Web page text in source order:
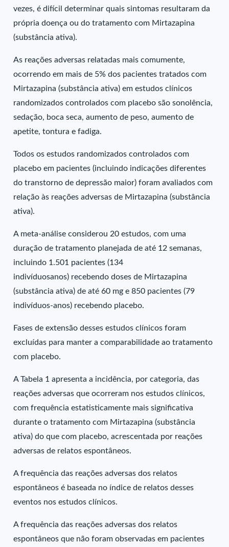
vezes, é difícil determinar quais sintomas resultaram da
própria doença ou do tratamento com Mirtazapina
(substância ativa).
As reações adversas relatadas mais comumente,
ocorrendo em mais de 5% dos pacientes tratados com
Mirtazapina (substância ativa) em estudos clínicos
randomizados controlados com placebo são sonolência,
sedação, boca seca, aumento de peso, aumento de
apetite, tontura e fadiga.
Todos os estudos randomizados controlados com
placebo em pacientes (incluindo indicações diferentes
do transtorno de depressão maior) foram avaliados com
relação às reações adversas de Mirtazapina (substância
ativa).
A meta-análise considerou 20 estudos, com uma
duração de tratamento planejada de até 12 semanas,
incluindo 1.501 pacientes (134
indivíduosanos) recebendo doses de Mirtazapina
(substância ativa) de até 60 mg e 850 pacientes (79
indivíduos-anos) recebendo placebo.
Fases de extensão desses estudos clínicos foram
excluídas para manter a comparabilidade ao tratamento
com placebo.
A Tabela 1 apresenta a incidência, por categoria, das
reações adversas que ocorreram nos estudos clínicos,
com frequência estatisticamente mais significativa
durante o tratamento com Mirtazapina (substância
ativa) do que com placebo, acrescentada por reações
adversas de relatos espontâneos.
A frequência das reações adversas dos relatos
espontâneos é baseada no índice de relatos desses
eventos nos estudos clínicos.
A frequência das reações adversas dos relatos
espontâneos que não foram observadas em pacientes